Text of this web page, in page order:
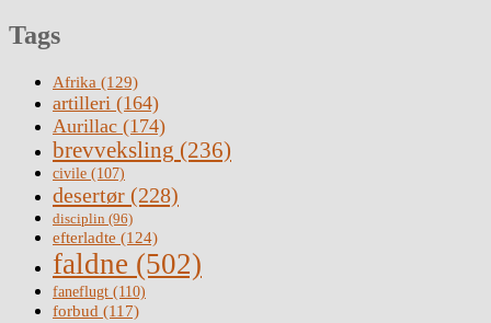
Tags
Afrika (129)
artilleri (164)
Aurillac (174)
brevveksling (236)
civile (107)
desertør (228)
disciplin (96)
efterladte (124)
faldne (502)
faneflugt (110)
forbud (117)